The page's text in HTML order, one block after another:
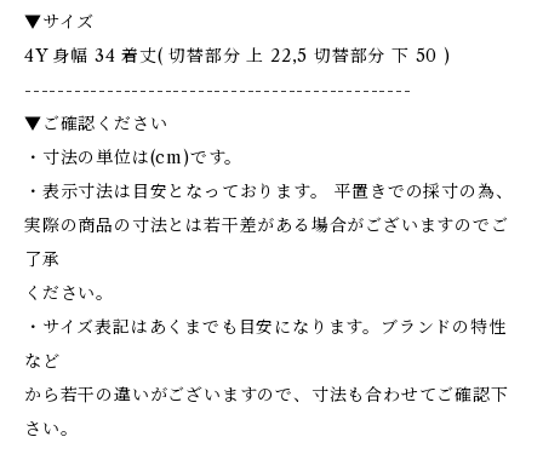
▼サイズ
4Y 身幅 34 着丈( 切替部分 上 22,5 切替部分 下 50 )
-----------------------------------------------
▼ご確認ください
・寸法の単位は(cm)です。
・表示寸法は目安となっております。 平置きでの採寸の為、
実際の商品の寸法とは若干差がある場合がございますのでご
了承
ください。
・サイズ表記はあくまでも目安になります。ブランドの特性
など
から若干の違いがございますので、寸法も合わせてご確認下
さい。